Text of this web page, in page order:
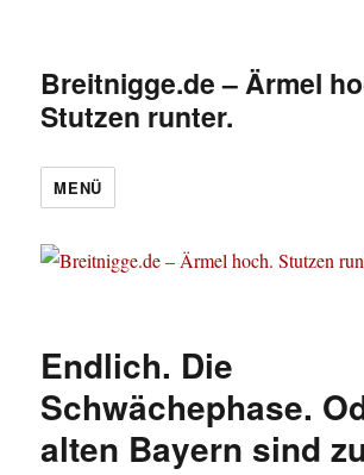
Breitnigge.de – Ärmel
Stutzen runter.
MENÜ
Endlich. Die
Schwächephase.
alten Bayern sind